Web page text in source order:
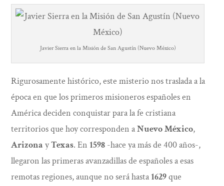
Javier Sierra en la Misión de San Agustín (Nuevo México)
Rigurosamente histórico, este misterio nos traslada a la
época en que los primeros misioneros españoles en
América deciden conquistar para la fe cristiana
territorios que hoy corresponden aNuevo México,
Arizona yTexas. En 1598 -hace ya más de 400 años-,
llegaron las primeras avanzadillas de españoles a esas
remotas regiones, aunque no será hasta 1629que